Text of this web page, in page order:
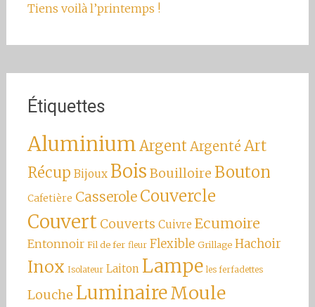
Tiens voilà l’printemps !
Étiquettes
AluminiumArgentArgenté Art
Récup Bijoux Bois Bouilloire Bouton
Cafetière Casserole Couvercle
Couvert Couverts Cuivre Ecumoire
Entonnoir Fil de fer fleur Flexible Grillage Hachoir
Inox Isolateur Laiton Lampe les ferfadettes
Louche LuminaireMoule